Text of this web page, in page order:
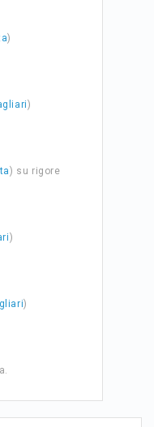
)
)
) su rigore
)
)